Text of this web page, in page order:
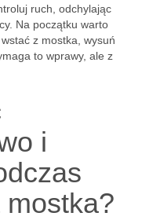
ruch, odchylając
Na początku warto
z mostka, wysuń
to wprawy, ale z
i